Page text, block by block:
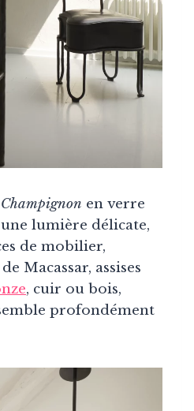
Champignon en verre
lumière délicate,
de mobilier,
Macassar, assises
, cuir ou bois,
profondément